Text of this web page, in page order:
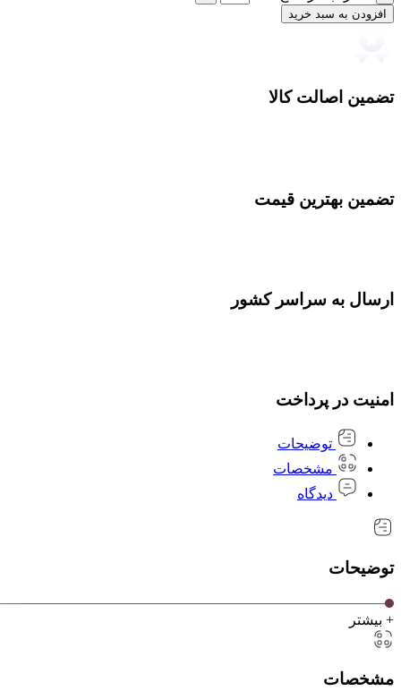
افزودن به سبد خرید
تضمین اصالت کالا
تضمین بهترین قیمت
ارسال به سراسر کشور
امنیت در پرداخت
توضیحات
مشخصات
دیدگاه
توضیحات
+ بیشتر
مشخصات